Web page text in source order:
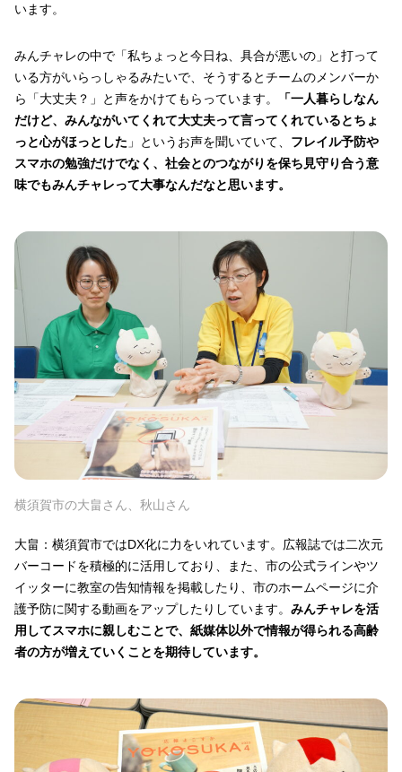
います。
みんチャレの中で「私ちょっと今日ね、具合が悪いの」と打って
いる方がいらっしゃるみたいで、そうするとチームのメンバーか
ら「大丈夫？」と声をかけてもらっています。
「一人暮らしなん
だけど、みんながいてくれて大丈夫って言ってくれているとちょ
っと心がほっとした 」というお声を聞いていて、 フレイル予防や
スマホの勉強だけでなく、社会とのつながりを保ち見守り合う意
味でもみんチャレって大事なんだなと思います。
横須賀市の大畠さん、秋山さん
大畠：横須賀市ではDX化に力をいれています。広報誌では二次元
バーコードを積極的に活用しており、また、市の公式ラインやツ
イッターに教室の告知情報を掲載したり、市のホームページに介
護予防に関する動画をアップしたりしています。 みんチャレを活
用してスマホに親しむことで、紙媒体以外で情報が得られる高齢
者の方が増えていくことを期待しています。